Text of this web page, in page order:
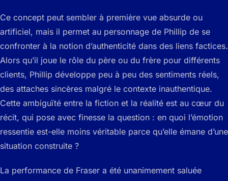
Ce concept peut sembler à première vue absurde ou
artificiel, mais il permet au personnage de Phillip de se
confronter à la notion d’authenticité dans des liens factices.
Alors qu’il joue le rôle du père ou du frère pour différents
clients, Phillip développe peu à peu des sentiments réels,
des attaches sincères malgré le contexte inauthentique.
Cette ambiguïté entre la fiction et la réalité est au cœur du
récit, qui pose avec finesse la question : en quoi l’émotion
ressentie est-elle moins véritable parce qu’elle émane d’une
situation construite ?
La performance de Fraser a été unanimement saluée